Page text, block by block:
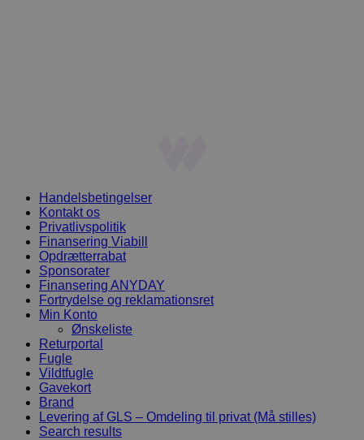
Handelsbetingelser
Kontakt os
Privatlivspolitik
Finansering Viabill
Opdrætterrabat
Sponsorater
Finansering ANYDAY
Fortrydelse og reklamationsret
Min Konto
Ønskeliste
Returportal
Fugle
Vildtfugle
Gavekort
Brand
Levering af GLS – Omdeling til privat (Må stilles)
Search results